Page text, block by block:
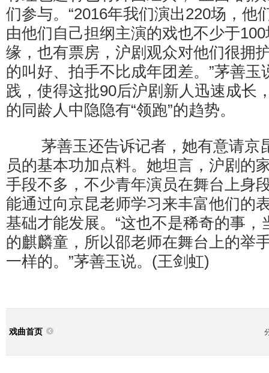
们参与。“2016年我们演出220场，他
由他们自己担纲主演的戏也不少于
缘，也有票房，沪剧观众对他们很拥
的叫好、拍手不比成年团差。”茅善玉
践，使得这批90后沪剧新人迅速成长
的同龄人中隐隐有“领跑”的趋势。
茅善玉还告诉记者，她有意请京
员的基本功加点料。她坦言，沪剧的
手段不多，不少青年演员在舞台上身
能通过向京昆老师学习来丰富他们的
基础才能发展。“这也不是稀奇的事
的麒麟童，所以邵老师在舞台上的举
一样的。”茅善玉说。(王剑虹)
戏曲首页